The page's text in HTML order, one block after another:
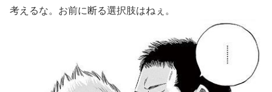
考えるな。お前に断る選択肢はねぇ。